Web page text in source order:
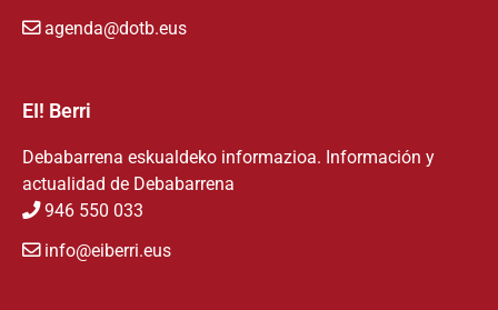
agenda@dotb.eus
EI! Berri
Debabarrena eskualdeko informazioa. Información y
actualidad de Debabarrena
946 550 033
info@eiberri.eus